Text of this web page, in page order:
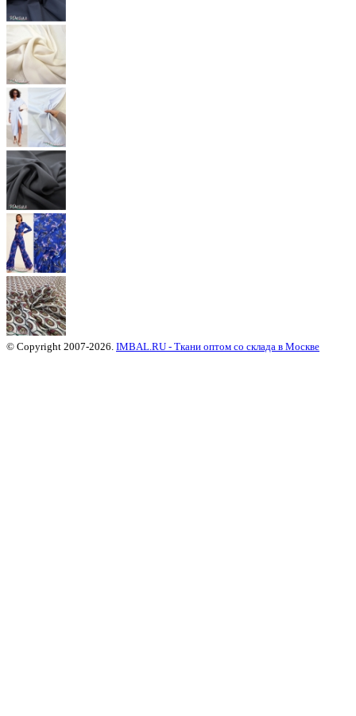
© Copyright 2007-2026. IMBAL.RU - Ткани оптом со склада в Москве